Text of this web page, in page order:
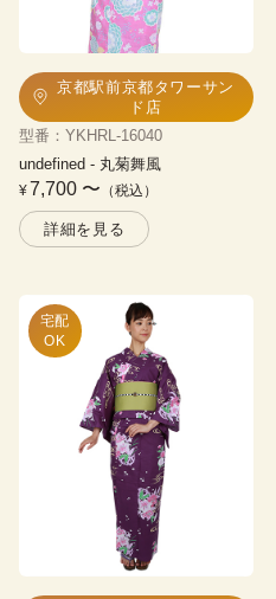
京都駅前京都タワーサン
ド店
型番 ： YKHRL-16040
undefined - 丸菊舞風
¥7,700 〜 （税込）
詳細を見る
宅配
OK